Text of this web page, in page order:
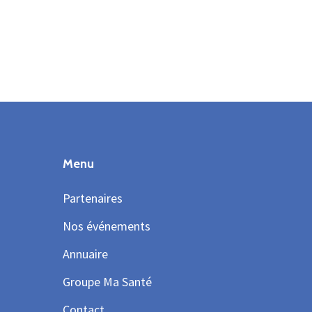
Menu
Partenaires
Nos événements
Annuaire
Groupe Ma Santé